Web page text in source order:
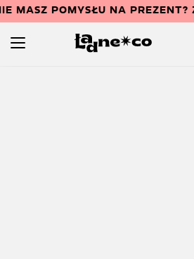
MASZ POMYSŁU NA PREZENT?